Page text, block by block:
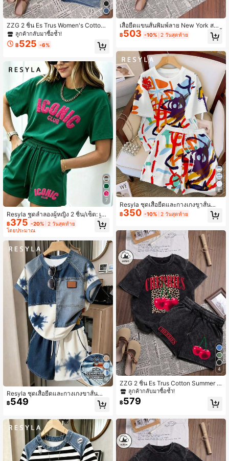
4.87 12K ผู้ติดตาม
ZZG 2 ชิ้น Es Trus Women's Cotton
Summer Hiphop Retro American Col
lege Style "California, Los Angeles"
Leopard Print Letter Graphic Street
K Basic Fashion Denim Blue Fitted
Round Neck Short Sleeve Washed
T-Shirt And Shorts Set Elegant
ลูกค้ากลับมาซื้อซ้ำ!
฿525 -6%
7
Resyla ชุดลำลองผู้หญิง 2 ชิ้น/เซ็ต: เสื้อ
ยืดแขนสั้นปักตัวอักษร & กางเกงขาสั้นผู
กเชือก, ชุดใส่อยู่บ้านสีเขียว &
฿375 -20% 2 วันสุดท้าย
โดยประมาณ
16
Resyla ชุดเสื้อยืดและกางเกงขาสั้นสำห
รับผู้หญิง, ดีไซน์แพทช์เวิร์คยีนส์วินเทจ,
เสื้อลำลองเก๋ไก๋สำหรับเที่ยวฤดูร้อน, ลา
วิตประจำวัน, กลางแจ้ง, ช้อปปิ้ง, ท่องเที่
ยว
฿549
เสื้อยืดแขนสั้นพิมพ์ลาย New York สวม
ใส่สบายสำหรับผู้หญิง พร้อมกางเกงขาสั้
นมีเชือกผูกกระเป๋า ชุดลำลองฤดูร้อนที่ห
฿503 -10% 2 วันสุดท้าย
8
Resyla ชุดเสื้อยืดและกางเกงขาสั้นสำห
รับผู้หญิง, ลายพิมพ์ภาพวาดสีน้ำมันศิล
ปะ, เสื้อลำลองอเนกประสงค์สำหรับฤดูร้
จกรรมกลางแจ้ง, ช้อปปิ้ง, ท่องเที่ยว
฿350 -10% 2 วันสุดท้าย
4
ZZG 2 ชิ้น Es Trus Cotton Summer W
omen's Casual Graphic Print "Leop
ard Cherry Letter" Streetwear, Kore
an วินเทจ Chic Commuter Y2K Styl
eeve Washed T-Shirt And Shorts Se
t Elegant
ลูกค้ากลับมาซื้อซ้ำ!
฿579